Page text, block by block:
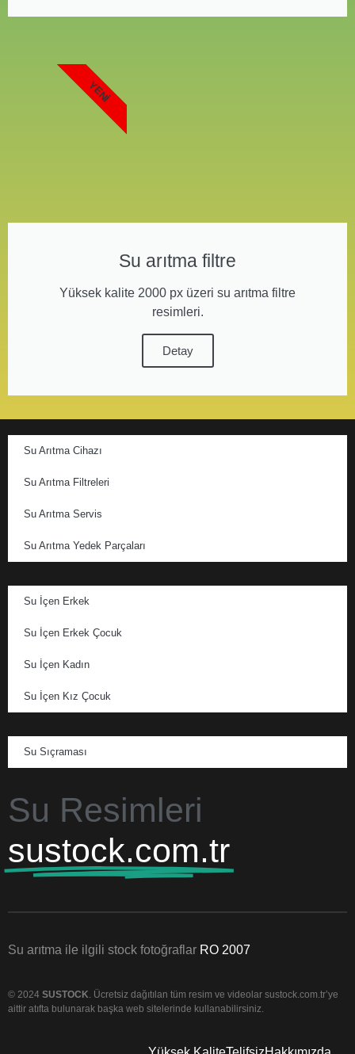
Su arıtma filtre
Yüksek kalite 2000 px üzeri su arıtma filtre
resimleri.
Detay
YENI
Su Arıtma Cihazı
Su Arıtma Filtreleri
Su Arıtma Servis
Su Arıtma Yedek Parçaları
Su İçen Erkek
Su İçen Erkek Çocuk
Su İçen Kadın
Su İçen Kız Çocuk
Su Sıçraması
Su Resimleri
sustock.com.tr
Su arıtma ile ilgili stock fotoğraflar RO 2007
© 2024 SUSTOCK . Ücretsiz dağıtılan tüm resim ve videolar sustock.com.tr’ye
aittir atıfta bulunarak başka web sitelerinde kullanabilirsiniz.